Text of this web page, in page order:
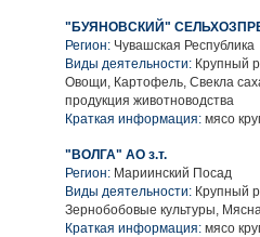
"БУЯНОВСКИЙ"
Регион: Чувашская Республика
Виды деятельности: Крупный
Овощи, Картофель, Свекла
продукция животноводства
Краткая информация: мясо
"ВОЛГА" АО з.т.
Регион: Мариинский Посад
Виды деятельности: Крупный
Зернобобовые культуры,
Краткая информация: мясо